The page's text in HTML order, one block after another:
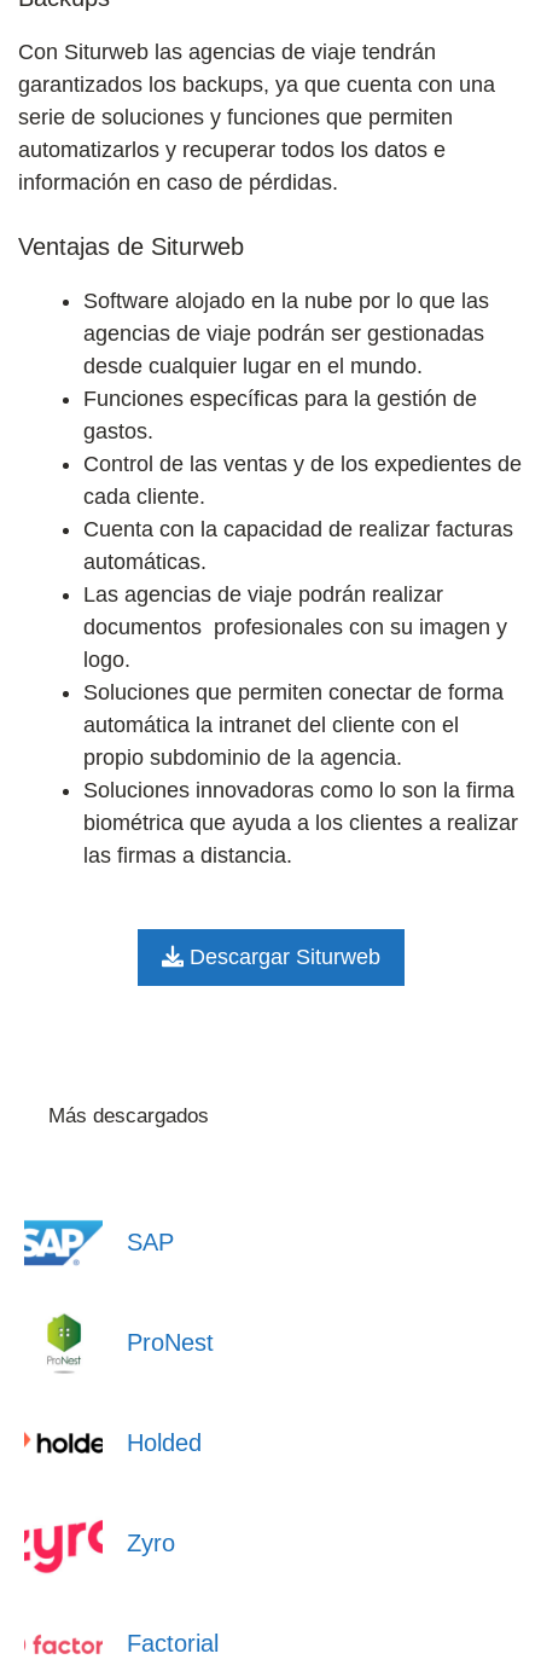
Con Siturweb las agencias de viaje tendrán
garantizados los backups, ya que cuenta con una
serie de soluciones y funciones que permiten
automatizarlos y recuperar todos los datos e
información en caso de pérdidas.
Ventajas de Siturweb
Software alojado en la nube por lo que las
agencias de viaje podrán ser gestionadas
desde cualquier lugar en el mundo.
Funciones específicas para la gestión de
gastos.
Control de las ventas y de los expedientes de
cada cliente.
Cuenta con la capacidad de realizar facturas
automáticas.
Las agencias de viaje podrán realizar
documentos profesionales con su imagen y
logo.
Soluciones que permiten conectar de forma
automática la intranet del cliente con el
propio subdominio de la agencia.
Soluciones innovadoras como lo son la firma
biométrica que ayuda a los clientes a realizar
las firmas a distancia.
Descargar Siturweb
Más descargados
SAP
ProNest
Holded
Zyro
Factorial